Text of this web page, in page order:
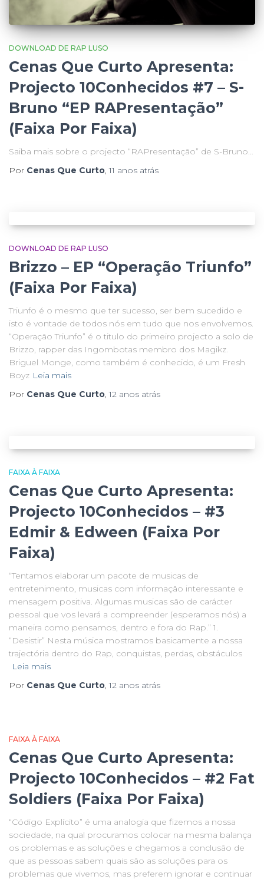
DOWNLOAD DE RAP LUSO
Cenas Que Curto Apresenta:
Projecto 10Conhecidos #7 – S-
Bruno “EP RAPresentação”
(Faixa Por Faixa)
Saiba mais sobre o projecto “RAPresentação” de S-Bruno…
Por Cenas Que Curto,11 anos atrás
DOWNLOAD DE RAP LUSO
Brizzo – EP “Operação Triunfo”
(Faixa Por Faixa)
Triunfo é o mesmo que ter sucesso, ser bem sucedido e
isto é vontade de todos nós em tudo que nos envolvemos.
“Operação Triunfo” é o titulo do primeiro projecto a solo de
Brizzo, rapper das Ingombotas membro dos Magikz.
Briguel Monge, como também é conhecido, é um Fresh
Boyz Leia mais
Por Cenas Que Curto,12 anos atrás
FAIXA À FAIXA
Cenas Que Curto Apresenta:
Projecto 10Conhecidos – #3
Edmir & Edween (Faixa Por
Faixa)
“Tentamos elaborar um pacote de musicas de
entretenimento, musicas com informação interessante e
mensagem positiva. Algumas musicas são de carácter
pessoal que vos levará a compreender (esperamos nós) a
maneira como pensamos, dentro e fora do Rap.” 1.
“Desistir” Nesta música mostramos basicamente a nossa
trajectória dentro do Rap, conquistas, perdas, obstáculos
Leia mais
Por Cenas Que Curto,12 anos atrás
FAIXA À FAIXA
Cenas Que Curto Apresenta:
Projecto 10Conhecidos – #2 Fat
Soldiers (Faixa Por Faixa)
“Código Explícito” é uma analogia que fizemos a nossa
sociedade, na qual procuramos colocar na mesma balança
os problemas e as soluções e chegamos a conclusão de
que as pessoas sabem quais são as soluções para os
problemas que vivemos, mas preferem ignorar e continuar